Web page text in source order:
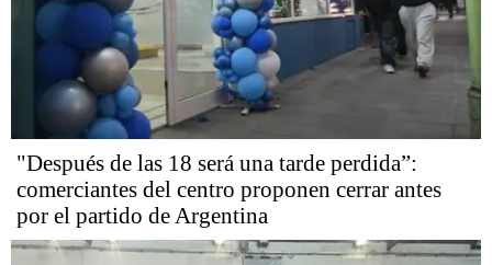
"Después de las 18 será una tarde perdida”:
comerciantes del centro proponen cerrar antes
por el partido de Argentina